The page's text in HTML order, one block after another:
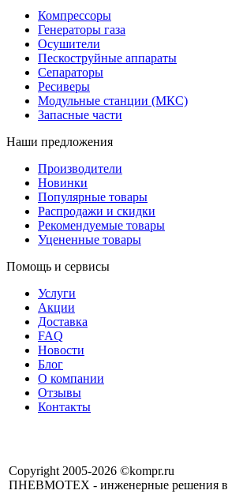
Компрессоры
Генераторы газа
Осушители
Пескоструйные аппараты
Сепараторы
Ресиверы
Модульные станции (МКС)
Запасные части
Наши предложения
Производители
Новинки
Популярные товары
Распродажи и скидки
Рекомендуемые товары
Уцененные товары
Помощь и сервисы
Услуги
Акции
Доставка
FAQ
Новости
Блог
О компании
Отзывы
Контакты
Copyright 2005-2026 ©kompr.ru
ПНЕВМОТЕХ - инженерные решения в